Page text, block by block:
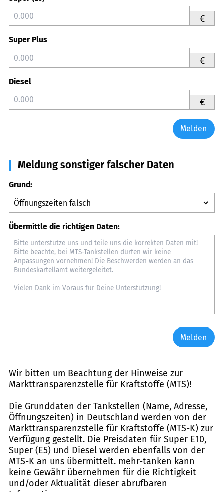
€
Super Plus
€
Diesel
€
Melden
Meldung sonstiger falscher Daten
Grund:
Übermittle die richtigen Daten:
Melden
Wir bitten um Beachtung der Hinweise zur
Markttransparenzstelle für Kraftstoffe (MTS)!
Die Grunddaten der Tankstellen (Name, Adresse,
Öffnungszeiten) in Deutschland werden von der
Markttransparenzstelle für Kraftstoffe (MTS-K) zur
Verfügung gestellt. Die Preisdaten für Super E10,
Super (E5) und Diesel werden ebenfalls von der
MTS-K an uns übermittelt. mehr-tanken kann
keine Gewähr übernehmen für die Richtigkeit
und/oder Aktualität dieser abrufbaren